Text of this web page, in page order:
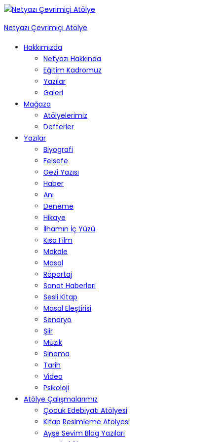
Netyazı Çevrimiçi Atölye
Hakkımızda
Netyazı Hakkında
Eğitim Kadromuz
Yazılar
Galeri
Mağaza
Atölyelerimiz
Defterler
Yazılar
Biyografi
Felsefe
Gezi Yazısı
Haber
Anı
Deneme
Hikaye
İlhamın İç Yüzü
Kısa Film
Makale
Masal
Röportaj
Sanat Haberleri
Sesli Kitap
Masal Eleştirisi
Senaryo
Şiir
Müzik
Sinema
Tarih
Video
Psikoloji
Atölye Çalışmalarımız
Çocuk Edebiyatı Atölyesi
Kitap Resimleme Atölyesi
Ayşe Sevim Blog Yazıları